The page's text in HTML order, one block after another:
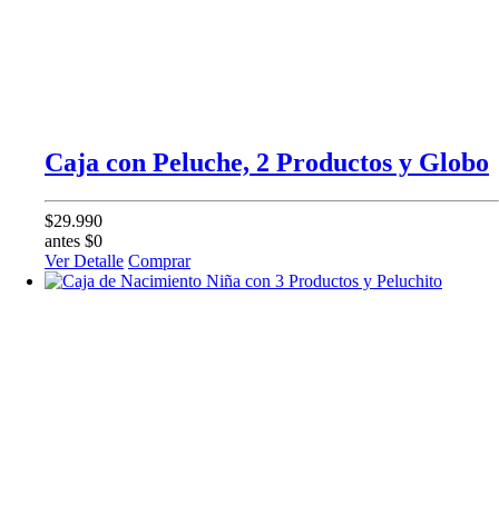
Caja con Peluche, 2 Productos y Globo
$29.990
antes $0
Ver Detalle Comprar